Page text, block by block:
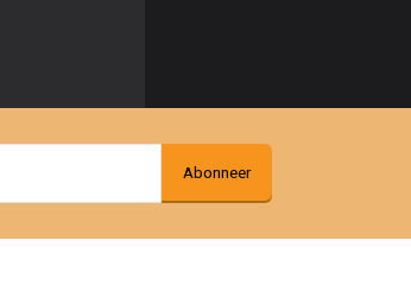
Abonneer